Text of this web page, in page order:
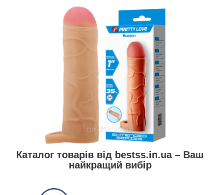
Каталог товарів від bestss.in.ua – Ваш
найкращий вибір